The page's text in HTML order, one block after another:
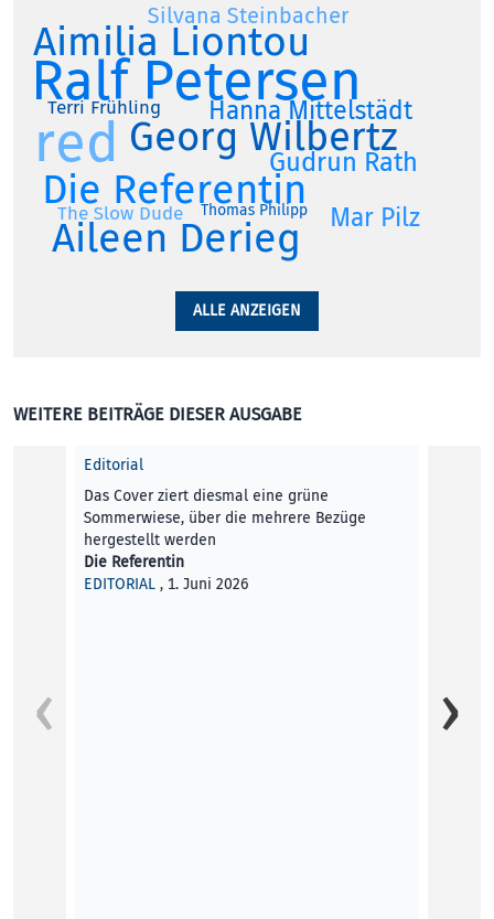
Ralf Petersen
red
Aileen Derieg
Aimilia Liontou
Die Referentin
Georg Wilbertz
Gudrun Rath
Hanna Mittelstädt
Mar Pilz
Silvana Steinbacher
Terri Frühling
The Slow Dude Thomas Philipp
ALLE ANZEIGEN
WEITERE BEITRÄGE DIESER AUSGABE
Editorial
Das Cover ziert diesmal eine grüne
Sommerwiese, über die mehrere Bezüge
hergestellt werden
Die Referentin
EDITORIAL , 1. Juni 2026
Im